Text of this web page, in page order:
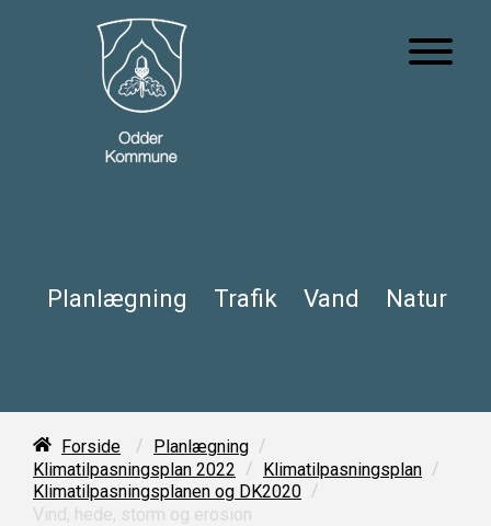
Planlægning Trafik Vand Natur
Forside / Planlægning /
Klimatilpasningsplan 2022 / Klimatilpasningsplan /
Klimatilpasningsplanen og DK2020 /
Vind, hede, storm og erosion